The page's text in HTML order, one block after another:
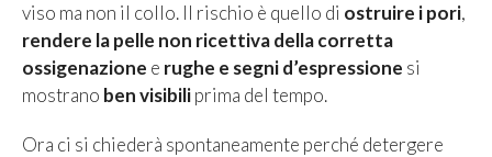
viso ma non il collo. Il rischio è quello di ostruire i pori,
rendere la pelle non ricettiva della corretta
ossigenazione e rughe e segni d’espressione si
mostrano ben visibiliprima del tempo.
Ora ci si chiederà spontaneamente perché detergere